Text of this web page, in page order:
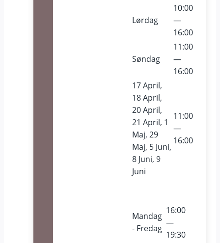
Lørdag
10:00
—
16:00
Søndag
11:00
—
16:00
17 April,
18 April,
20 April,
21 April, 1
Maj, 29
Maj, 5 Juni,
8 Juni, 9
Juni
11:00
—
16:00
Mandag
- Fredag
16:00
—
19:30